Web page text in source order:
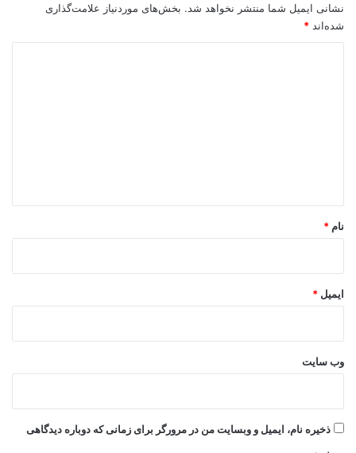
نشانی ایمیل شما منتشر نخواهد شد. بخش‌های موردنیاز علامت‌گذاری
شده‌اند *
نام *
ایمیل *
وب‌ سایت
ذخیره نام، ایمیل و وبسایت من در مرورگر برای زمانی که دوباره دیدگاهی